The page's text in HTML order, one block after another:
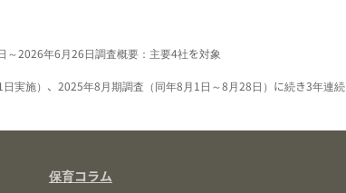
～2026年6月26日調査概要：主要4社を対象
実施）、2025年8月期調査（同年8月1日～8月28日）に続き3年連続
保育コラム